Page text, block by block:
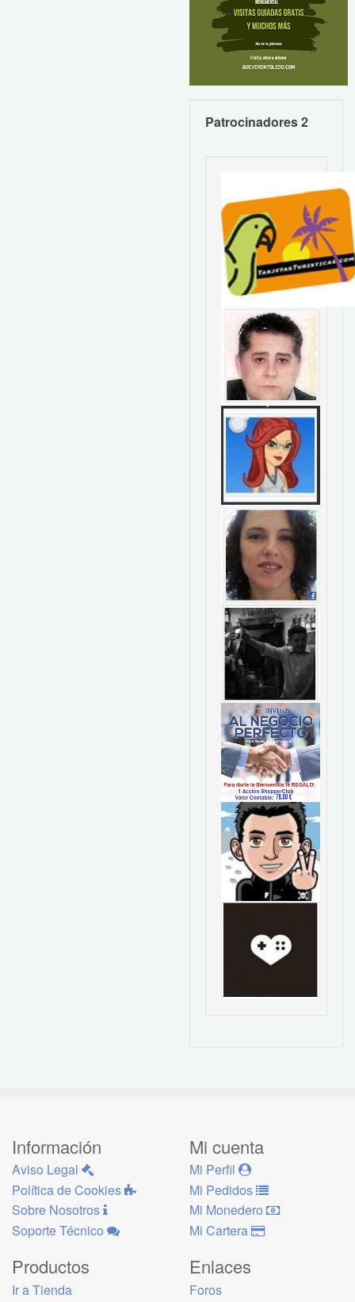
Patrocinadores 2
Información
Aviso Legal
Política de Cookies
Sobre Nosotros
Soporte Técnico
Mi cuenta
Mi Perfil
Mi Pedidos
Mi Monedero
Mi Cartera
Productos
Ir a Tienda
Enlaces
Foros